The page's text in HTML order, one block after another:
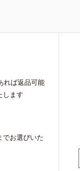
れば返品可能
します
でお選びいた